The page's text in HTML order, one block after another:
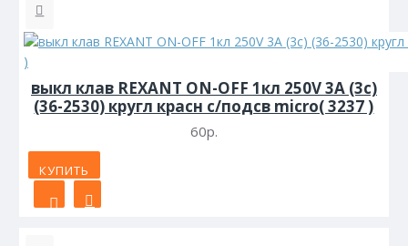
выкл клав REXANT ON-OFF 1кл 250V 3А (3с)
(36-2530) кругл красн с/подсв micro( 3237 )
60р.
КУПИТЬ